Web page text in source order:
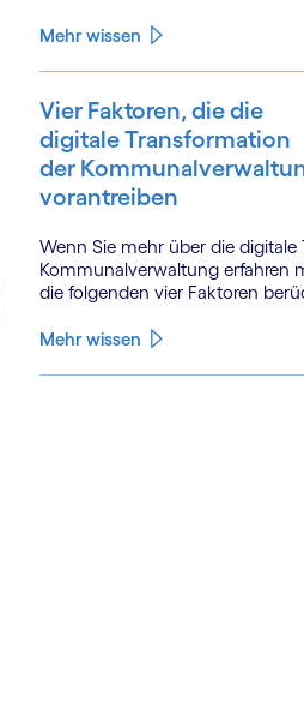
Mehr wissen
Vier Faktoren, die die
digitale Transformation
der
vorantreiben
Wenn Sie mehr über die
Kommunal­verwaltung erfahren
die folgenden vier Faktoren
Mehr wissen